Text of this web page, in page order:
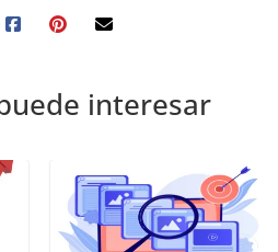
interesar